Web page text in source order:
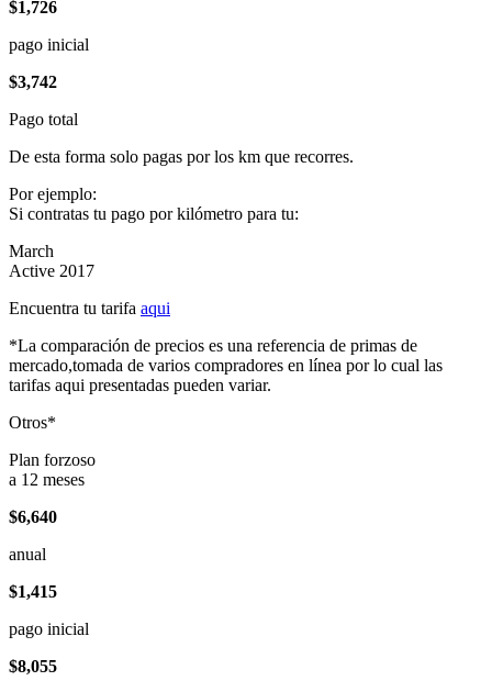
$1,726
pago inicial
$3,742
Pago total
De esta forma solo pagas por los km que recorres.
Por ejemplo:
Si contratas tu pago por kilómetro para tu:
March
Active 2017
Encuentra tu tarifa aqui
*La comparación de precios es una referencia de primas de
mercado,tomada de varios compradores en línea por lo cual las
tarifas aqui presentadas pueden variar.
Otros*
Plan forzoso
a 12 meses
$6,640
anual
$1,415
pago inicial
$8,055